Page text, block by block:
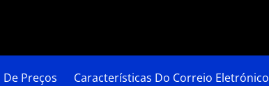
De Preços Características Do Correio Eletrónico